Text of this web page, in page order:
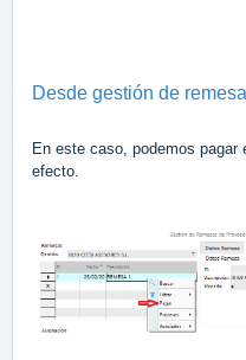
Desde gestión de
En este caso, podemos
efecto.